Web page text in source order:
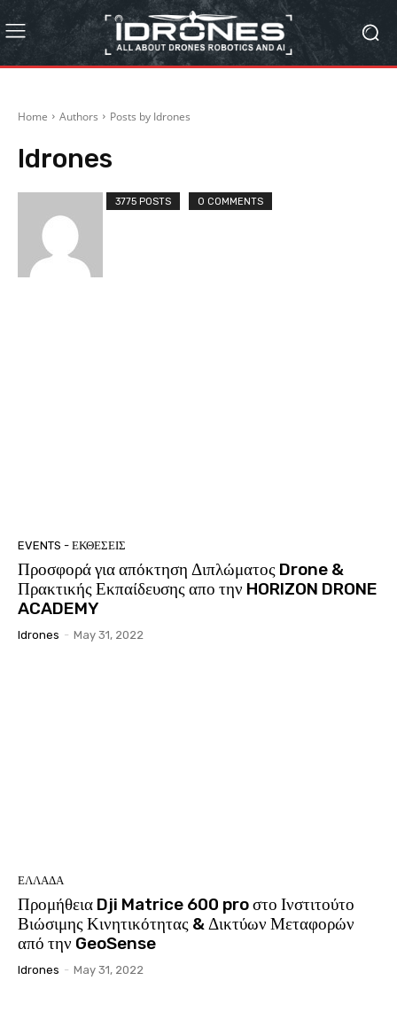
Home Authors Posts by Idrones
Idrones
3775 POSTS 0 COMMENTS
EVENTS - ΕΚΘΕΣΕΙΣ
Προσφορά για απόκτηση Διπλώματος Drone &
Πρακτικής Εκπαίδευσης απο την HORIZON DRONE
ACADEMY
Idrones - May 31, 2022
ΕΛΛΑΔΑ
Προμήθεια Dji Matrice 600 pro στο Ινστιτούτο
Βιώσιμης Κινητικότητας & Δικτύων Μεταφορών
από την GeoSense
Idrones - May 31, 2022